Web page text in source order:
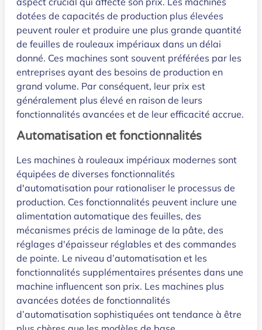
dotées de capacités de production plus élevées
peuvent rouler et produire une plus grande quantité
de feuilles de rouleaux impériaux dans un délai
donné. Ces machines sont souvent préférées par les
entreprises ayant des besoins de production en
grand volume. Par conséquent, leur prix est
généralement plus élevé en raison de leurs
fonctionnalités avancées et de leur efficacité accrue.
Automatisation et fonctionnalités
Les machines à rouleaux impériaux modernes sont
équipées de diverses fonctionnalités
d'automatisation pour rationaliser le processus de
production. Ces fonctionnalités peuvent inclure une
alimentation automatique des feuilles, des
mécanismes précis de laminage de la pâte, des
réglages d'épaisseur réglables et des commandes
de pointe. Le niveau d’automatisation et les
fonctionnalités supplémentaires présentes dans une
machine influencent son prix. Les machines plus
avancées dotées de fonctionnalités
d’automatisation sophistiquées ont tendance à être